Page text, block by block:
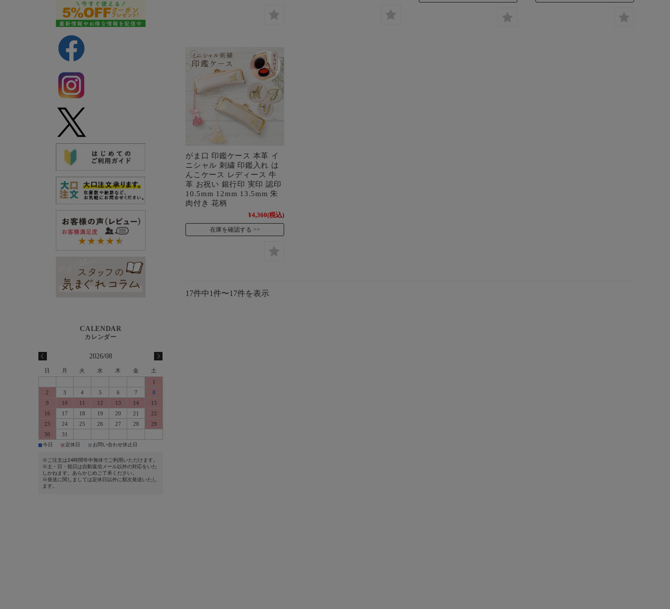
がま口 印鑑ケース 本革 イ
ニシャル 刺繍 印鑑入れ は
んこケース レディース 牛
革 お祝い 銀行印 実印 認印
10.5mm 12mm 13.5mm 朱
肉付き 花柄
¥4,360(税込)
在庫を確認する
17件中1件〜17件を表示
2026/08
日 月 火 水 木 金
土
1
2
3 4 5 6 7
8
9
10 11 12 13 14
15
16
17 18 19 20 21
22
23
24 25 26 27 28
29
30
31
■今日 ■ 定休日 ■ お問い合わせ休止日
※ご注文は24時間年中無休でご利用いただけます。
※土・日・祝日は自動返信メール以外の対応をいた
しかねます。あらかじめご了承ください。
※発送に関しましては定休日以外に順次発送いたし
ます。